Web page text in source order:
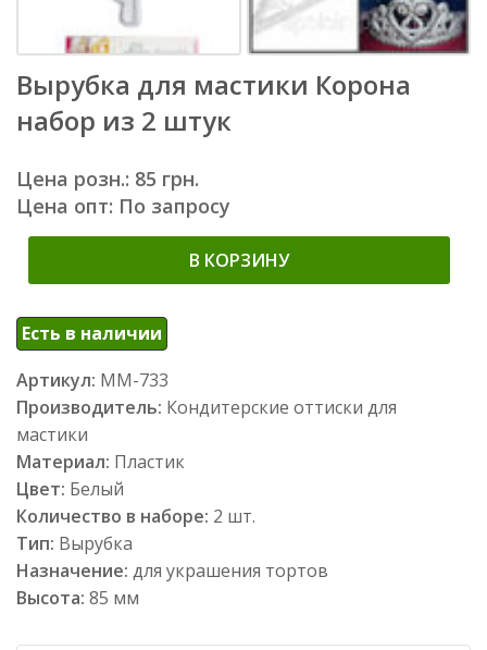
Вырубка для мастики Корона
набор из 2 штук
Цена розн.: 85 грн.
Цена опт: По запросу
В КОРЗИНУ
Есть в наличии
Артикул: ММ-733
Производитель: Кондитерские оттиски для
мастики
Материал: Пластик
Цвет: Белый
Количество в наборе: 2 шт.
Тип: Вырубка
Назначение: для украшения тортов
Высота: 85 мм